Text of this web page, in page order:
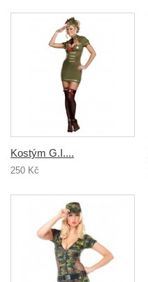
Kostým G.I....
250 Kč